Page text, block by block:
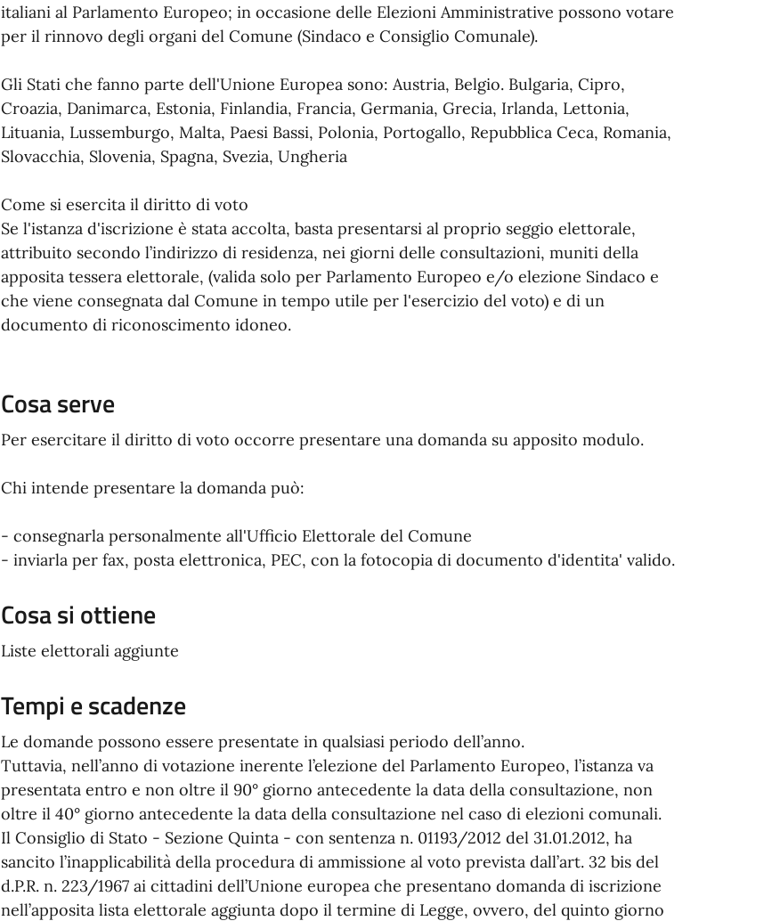
italiani al Parlamento Europeo; in occasione delle Elezioni Amministrative possono votare
per il rinnovo degli organi del Comune (Sindaco e Consiglio Comunale).
Gli Stati che fanno parte dell'Unione Europea sono: Austria, Belgio. Bulgaria, Cipro,
Croazia, Danimarca, Estonia, Finlandia, Francia, Germania, Grecia, Irlanda, Lettonia,
Lituania, Lussemburgo, Malta, Paesi Bassi, Polonia, Portogallo, Repubblica Ceca, Romania,
Slovacchia, Slovenia, Spagna, Svezia, Ungheria
Come si esercita il diritto di voto
Se l'istanza d'iscrizione è stata accolta, basta presentarsi al proprio seggio elettorale,
attribuito secondo l’indirizzo di residenza, nei giorni delle consultazioni, muniti della
apposita tessera elettorale, (valida solo per Parlamento Europeo e/o elezione Sindaco e
che viene consegnata dal Comune in tempo utile per l'esercizio del voto) e di un
documento di riconoscimento idoneo.
Cosa serve
Per esercitare il diritto di voto occorre presentare una domanda su apposito modulo.
Chi intende presentare la domanda può:
- consegnarla personalmente all'Ufficio Elettorale del Comune
- inviarla per fax, posta elettronica, PEC, con la fotocopia di documento d'identita' valido.
Cosa si ottiene
Liste elettorali aggiunte
Tempi e scadenze
Le domande possono essere presentate in qualsiasi periodo dell’anno.
Tuttavia, nell’anno di votazione inerente l’elezione del Parlamento Europeo, l’istanza va
presentata entro e non oltre il 90° giorno antecedente la data della consultazione, non
oltre il 40° giorno antecedente la data della consultazione nel caso di elezioni comunali.
Il Consiglio di Stato - Sezione Quinta - con sentenza n. 01193/2012 del 31.01.2012, ha
sancito l’inapplicabilità della procedura di ammissione al voto prevista dall’art. 32 bis del
d.P.R. n. 223/1967 ai cittadini dell’Unione europea che presentano domanda di iscrizione
nell’apposita lista elettorale aggiunta dopo il termine di Legge, ovvero, del quinto giorno